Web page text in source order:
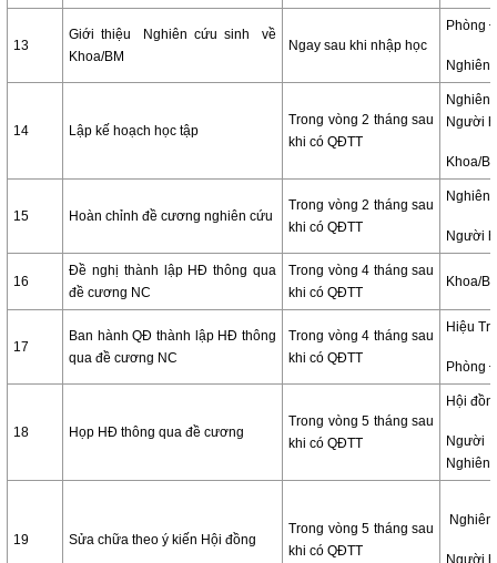
13
Giới thiệu Nghiên cứu sinh về
Khoa/BM
Ngay sau khi nhập học
Phòng
Nghiên
14 Lập kế hoạch học tập
Trong vòng 2 tháng sau
khi có QĐTT
Người
Khoa/
15 Hoàn chỉnh đề cương nghiên cứu
Trong vòng 2 tháng sau
khi có QĐTT
Nghiên
Người
16
Đề nghị thành lập HĐ thông qua
đề cương NC
Trong vòng 4 tháng sau
khi có QĐTT
Khoa/
17
Ban hành QĐ thành lập HĐ thông
qua đề cương NC
Trong vòng 4 tháng sau
khi có QĐTT
Hiệu
Phòng
18 Họp HĐ thông qua đề cương
Trong vòng 5 tháng sau
khi có QĐTT
Hội
Người
Nghiên
19 Sửa chữa theo ý kiến Hội đồng
Trong vòng 5 tháng sau
khi có QĐTT
Người